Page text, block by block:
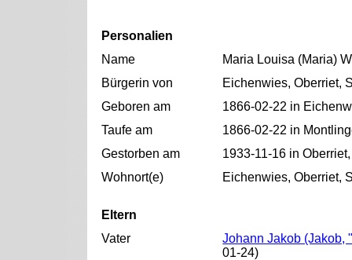
Personalien
Name
Maria Louisa (Maria)
Bürgerin von
Eichenwies, Oberriet,
Geboren am
1866-02-22 in
Taufe am
1866-02-22 in
Gestorben am
1933-11-16 in
Wohnort(e)
Eichenwies, Oberriet,
Eltern
Vater
Johann Jakob (Jakob,
01-24)